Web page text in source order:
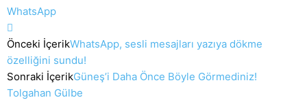
WhatsApp
Önceki İçerikWhatsApp, sesli mesajları yazıya dökme
özelliğini sundu!
Sonraki İçerikGüneş’i Daha Önce Böyle Görmediniz!
Tolgahan Gülbe